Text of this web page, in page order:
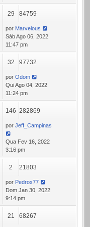
29 84759
por Marvelous
Sáb Ago 06, 2022
11:47 pm
32 97732
por Odom
Qui Ago 04, 2022
11:24 pm
146 282869
por Jeff_Campinas
Qua Fev 16, 2022
3:16 pm
2 21803
por Pedrox77
Dom Jan 30, 2022
9:14 pm
21 68267